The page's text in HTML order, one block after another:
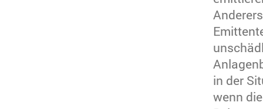
in der
wenn